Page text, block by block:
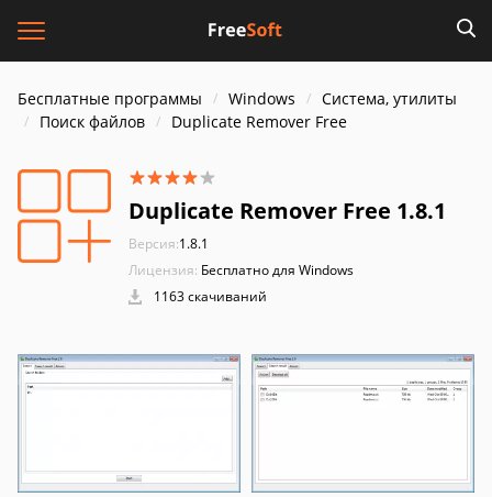
Бесплатные программы Windows
Система, утилиты
Поиск файлов
Duplicate Remover Free
Duplicate Remover Free 1.8.1
Версия:1.8.1
Лицензия: Бесплатно для Windows
1163 скачиваний